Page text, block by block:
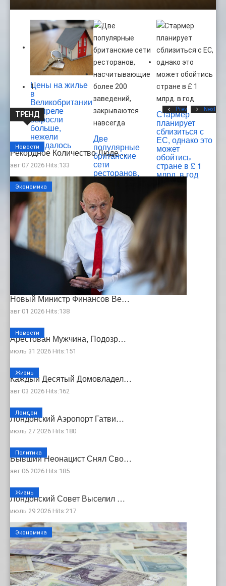
Цены на жилье
в
Великобритании
в апреле
выросли
больше,
нежели
ожидалось
Две
популярные
британские
сети
ресторанов,
насчитывающие
более 200
заведений,
закрываются
навсегда
Стармер
планирует
сблизиться с
ЕС, однако это
может
обойтись
стране в £ 1
млрд. в год
1
ТРЕНД
Prev Next
Рекордное Количество Люде…
авг 07 2026 Hits:133
Новости
Новый Министр Финансов Ве…
авг 01 2026 Hits:138
Экономика
Арестован Мужчина, Подозр…
июль 31 2026 Hits:151
Новости
Каждый Десятый Домовладел…
авг 03 2026 Hits:162
Жизнь
Лондонский Аэропорт Гатви…
июль 27 2026 Hits:180
Лондон
Бывший Неонацист Снял Сво…
авг 06 2026 Hits:185
Политика
Лондонский Совет Выселил …
июль 29 2026 Hits:217
Жизнь
Экономика